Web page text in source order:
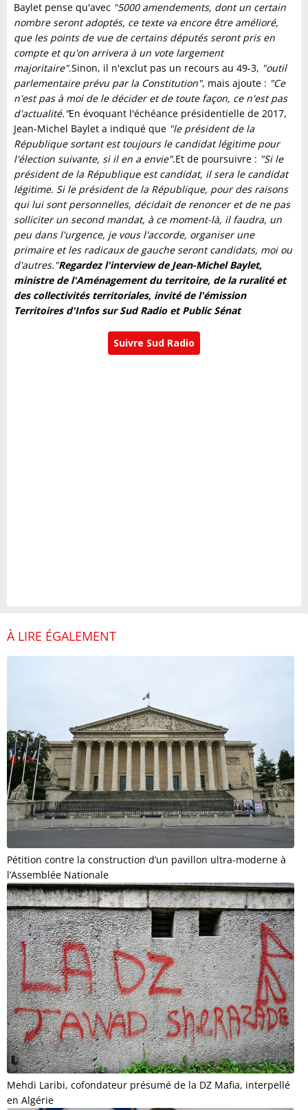
Baylet pense qu'avec "5000 amendements, dont un certain
nombre seront adoptés, ce texte va encore être amélioré,
que les points de vue de certains députés seront pris en
compte et qu'on arrivera à un vote largement
majoritaire".Sinon, il n'exclut pas un recours au 49-3, "outil
parlementaire prévu par la Constitution", mais ajoute : "Ce
n'est pas à moi de le décider et de toute façon, ce n'est pas
d'actualité."En évoquant l'échéance présidentielle de 2017,
Jean-Michel Baylet a indiqué que "le président de la
République sortant est toujours le candidat légitime pour
l'élection suivante, si il en a envie".Et de poursuivre : "Si le
président de la République est candidat, il sera le candidat
légitime. Si le président de la République, pour des raisons
qui lui sont personnelles, décidait de renoncer et de ne pas
solliciter un second mandat, à ce moment-là, il faudra, un
peu dans l'urgence, je vous l'accorde, organiser une
primaire et les radicaux de gauche seront candidats, moi ou
d'autres."Regardez l'interview de Jean-Michel Baylet,
ministre de l'Aménagement du territoire, de la ruralité et
des collectivités territoriales, invité de l'émission
Territoires d'Infos sur Sud Radio et Public Sénat
Suivre Sud Radio
À LIRE ÉGALEMENT
Pétition contre la construction d’un pavillon ultra-moderne à
l’Assemblée Nationale
Mehdi Laribi, cofondateur présumé de la DZ Mafia, interpellé
en Algérie